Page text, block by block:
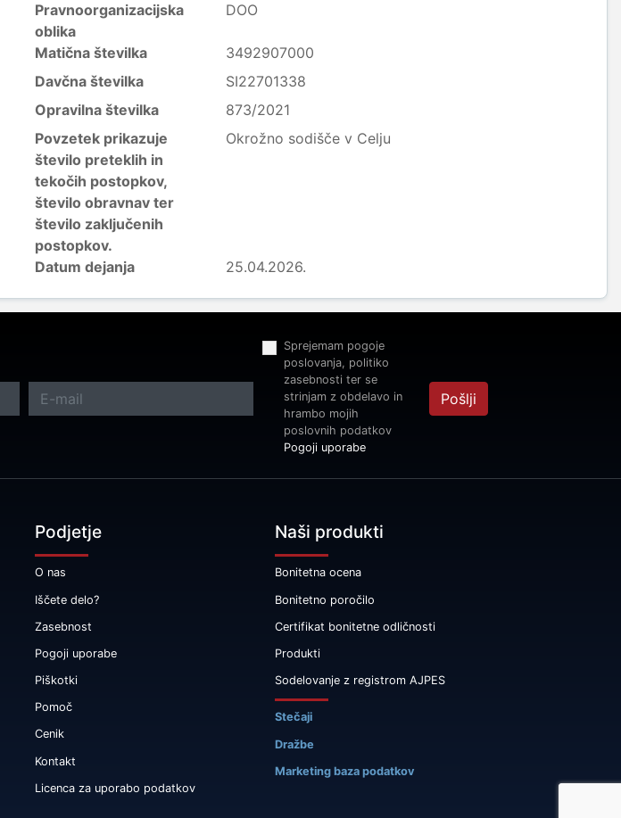
Pravnoorganizacijska
oblika
DOO
Matična številka
3492907000
Davčna številka
SI22701338
Opravilna številka
873/2021
Povzetek prikazuje
število preteklih in
tekočih postopkov,
število obravnav ter
število zaključenih
postopkov.
Okrožno sodišče v Celju
Datum dejanja 25.04.2026.
Sprejemam pogoje
poslovanja, politiko
zasebnosti ter se
strinjam z obdelavo in
hrambo mojih
poslovnih podatkov
Pogoji uporabe
Pošlji
Podjetje
O nas
Iščete delo?
Zasebnost
Pogoji uporabe
Piškotki
Pomoč
Cenik
Kontakt
Licenca za uporabo podatkov
Naši produkti
Bonitetna ocena
Bonitetno poročilo
Certifikat bonitetne odličnosti
Produkti
Sodelovanje z registrom AJPES
Stečaji
Dražbe
Marketing baza podatkov